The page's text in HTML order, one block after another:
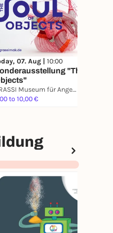
07. Aug | 10:00
"The Soul of
GRASSI Museum für Angewandte Kunst Leipzig
to 10,00 €